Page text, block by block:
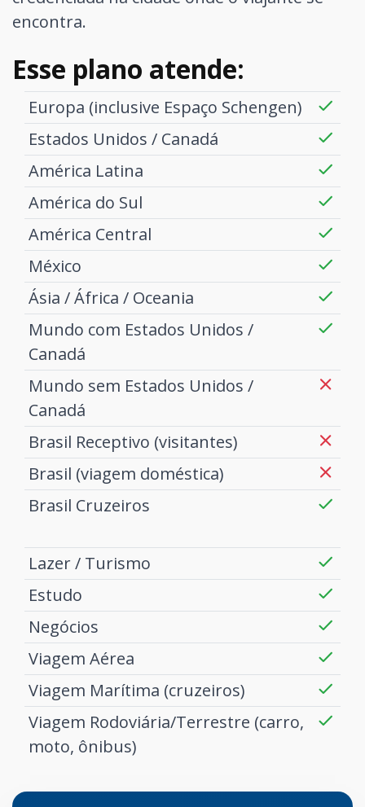
encontra.
Esse plano atende:
Europa (inclusive Espaço Schengen)
Estados Unidos / Canadá
América Latina
América do Sul
América Central
México
Ásia / África / Oceania
Mundo com Estados Unidos /
Canadá
Mundo sem Estados Unidos /
Canadá
Brasil Receptivo (visitantes)
Brasil (viagem doméstica)
Brasil Cruzeiros
Lazer / Turismo
Estudo
Negócios
Viagem Aérea
Viagem Marítima (cruzeiros)
Viagem Rodoviária/Terrestre (carro,
moto, ônibus)